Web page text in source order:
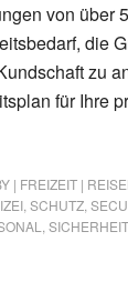
von über
die
zu
für Ihre
| FREIZEIT |
SCHUTZ